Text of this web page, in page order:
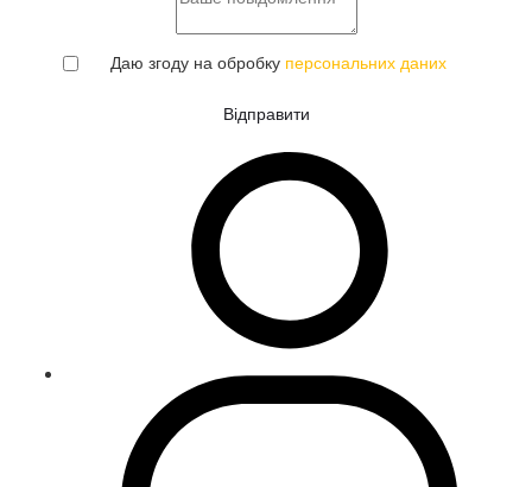
Даю згоду на обробку персональних даних
Відправити